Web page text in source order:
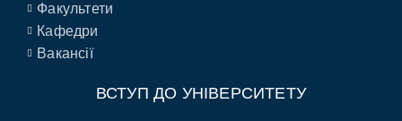
Факультети
Кафедри
Вакансії
ВСТУП ДО УНІВЕРСИТЕТУ